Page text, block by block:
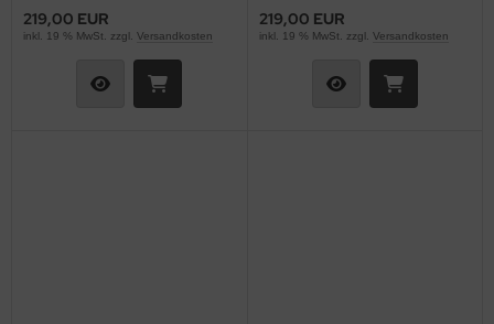
219,00 EUR
inkl. 19 % MwSt. zzgl. Versandkosten
219,00 EUR
inkl. 19 % MwSt. zzgl. Versandkosten